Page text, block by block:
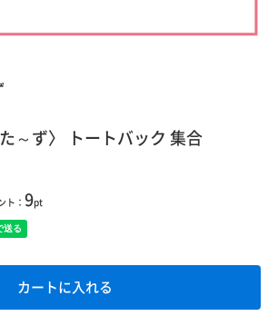
～ず〉 トートバック 集合
ト： 9pt
カートに入れる